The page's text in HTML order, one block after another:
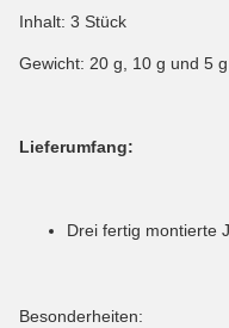
Inhalt: 3 Stück
Gewicht: 20 g, 10 g und 5 g
Lieferumfang:
Drei fertig montierte
Besonderheiten: